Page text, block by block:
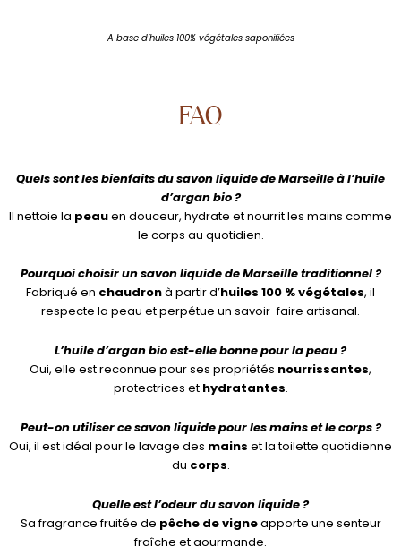
A base d’huiles 100% végétales saponifiées
FAQ
Quels sont les bienfaits du savon liquide de Marseille à l’huile
d’argan bio ?
Il nettoie la peauen douceur, hydrate et nourrit les mains comme
le corps au quotidien.
Pourquoi choisir un savon liquide de Marseille traditionnel ?
Fabriqué en chaudronà partir d’huiles 100 % végétales, il
respecte la peau et perpétue un savoir-faire artisanal.
L’huile d’argan bio est-elle bonne pour la peau ?
Oui, elle est reconnue pour ses propriétés nourrissantes,
protectrices et hydratantes.
Peut-on utiliser ce savon liquide pour les mains et le corps ?
Oui, il est idéal pour le lavage des mains et la toilette quotidienne
du corps.
Quelle est l’odeur du savon liquide ?
Sa fragrance fruitée de pêche de vigneapporte une senteur
fraîche et gourmande.